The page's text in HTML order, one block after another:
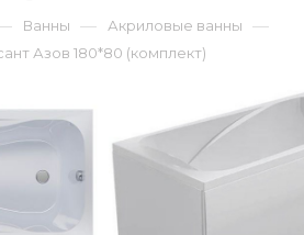
Ванны — Акриловые ванны —
Азов 180*80 (комплект)